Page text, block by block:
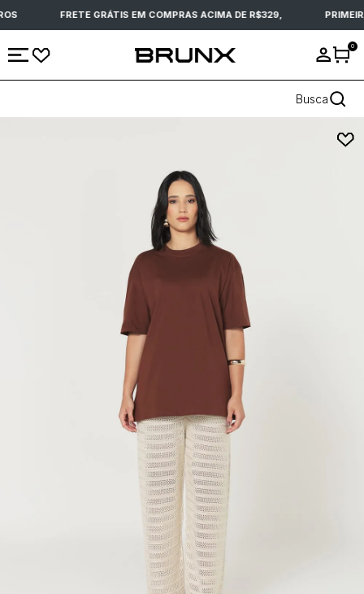
FRETE GRÁTIS EM COMPRAS ACIMA DE R$329,
0
Busca